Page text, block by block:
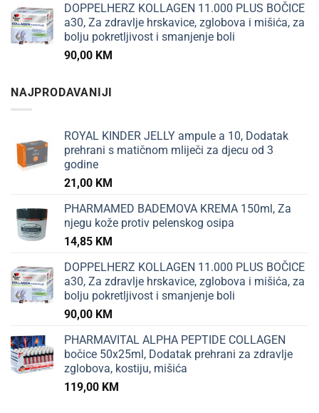
DOPPELHERZ KOLLAGEN 11.000 PLUS BOČICE
a30, Za zdravlje hrskavice, zglobova i mišića, za
bolju pokretljivost i smanjenje boli
90,00 KM
NAJPRODAVANIJI
ROYAL KINDER JELLY ampule a 10, Dodatak
prehrani s matičnom mliječi za djecu od 3
godine
21,00 KM
PHARMAMED BADEMOVA KREMA 150ml, Za
njegu kože protiv pelenskog osipa
14,85 KM
DOPPELHERZ KOLLAGEN 11.000 PLUS BOČICE
a30, Za zdravlje hrskavice, zglobova i mišića, za
bolju pokretljivost i smanjenje boli
90,00 KM
PHARMAVITAL ALPHA PEPTIDE COLLAGEN
bočice 50x25ml, Dodatak prehrani za zdravlje
zglobova, kostiju, mišića
119,00 KM